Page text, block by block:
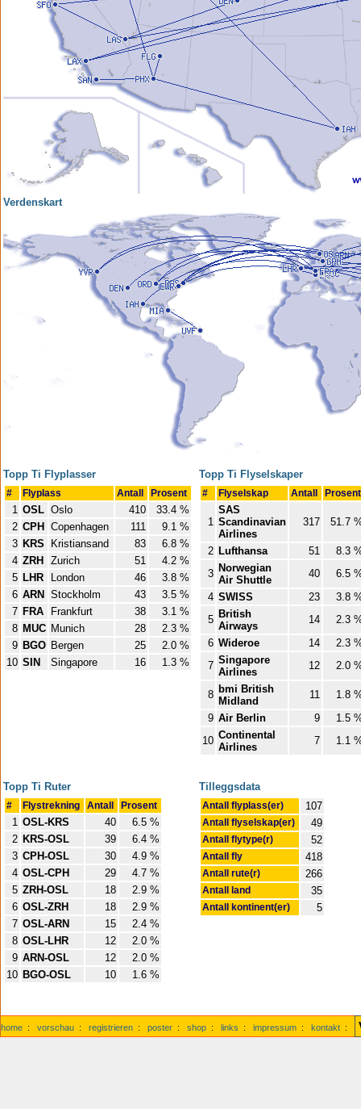
Verdenskart
Topp Ti Flyplasser
# Flyplass Antall Prosent
1 OSL Oslo 410
33.4 %
2 CPH Copenhagen 111
9.1 %
3 KRS Kristiansand 83
6.8 %
4 ZRH Zurich 51
4.2 %
5 LHR London 46
3.8 %
6 ARN Stockholm 43
3.5 %
7 FRA Frankfurt 38
3.1 %
8 MUC Munich 28
2.3 %
9 BGO Bergen 25
2.0 %
10 SIN Singapore 16 1.3 %
Topp Ti Flyselskaper
# Flyselskap Antall
1
SAS
Scandinavian
Airlines
317 51.7
2 Lufthansa 51
8.3
3 Norwegian
Air Shuttle
40
6.5
4 SWISS 23
3.8
5 British
Airways
14
2.3
6 Wideroe 14
2.3
7 Singapore
Airlines
12 2.0
8 bmi British
Midland
11
1.8
9 Air Berlin 9
1.5
10 Continental
Airlines
7 1.1
Topp Ti Ruter
# Flystrekning Antall Prosent
1 OSL-KRS 40
6.5 %
2 KRS-OSL 39
6.4 %
3 CPH-OSL 30
4.9 %
4 OSL-CPH 29
4.7 %
5 ZRH-OSL 18
2.9 %
6 OSL-ZRH 18
2.9 %
7 OSL-ARN 15
2.4 %
8 OSL-LHR 12
2.0 %
9 ARN-OSL 12
2.0 %
10 BGO-OSL 10 1.6 %
Tilleggsdata
Antall flyplass(er) 107
Antall flyselskap(er) 49
Antall flytype(r) 52
Antall fly 418
Antall rute(r) 266
Antall land 35
Antall kontinent(er) 5
home : vorschau : registrieren : poster : shop : links : impressum : kontakt :